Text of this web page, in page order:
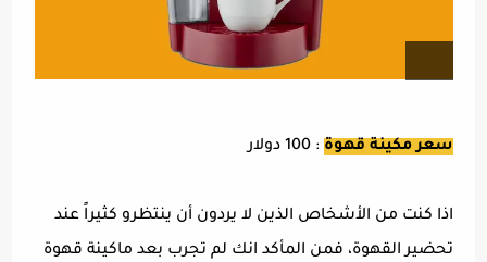
سعر مكينة قهوة : 100 دولار
اذا كنت من الأشخاص الذين لا يردون أن ينتظرو كثيراً عند
تحضير القهوة، فمن المأكد انك لم تجرب بعد ماكينة قهوة